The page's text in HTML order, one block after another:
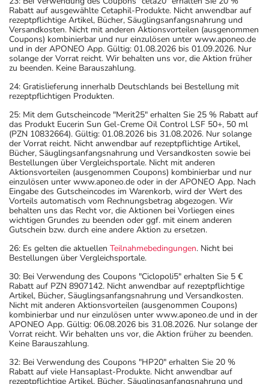
Rabatt auf ausgewählte Cetaphil-Produkte. Nicht anwendbar auf
rezeptpflichtige Artikel, Bücher, Säuglingsanfangsnahrung und
Versandkosten. Nicht mit anderen Aktionsvorteilen (ausgenommen
Coupons) kombinierbar und nur einzulösen unter www.aponeo.de
und in der APONEO App. Gültig: 01.08.2026 bis 01.09.2026. Nur
solange der Vorrat reicht. Wir behalten uns vor, die Aktion früher
zu beenden. Keine Barauszahlung.
24: Gratislieferung innerhalb Deutschlands bei Bestellung mit
rezeptpflichtigen Produkten.
25: Mit dem Gutscheincode "Merit25" erhalten Sie 25 % Rabatt auf
das Produkt Eucerin Sun Gel-Creme Oil Control LSF 50+, 50 ml
(PZN 10832664). Gültig: 01.08.2026 bis 31.08.2026. Nur solange
der Vorrat reicht. Nicht anwendbar auf rezeptpflichtige Artikel,
Bücher, Säuglingsanfangsnahrung und Versandkosten sowie bei
Bestellungen über Vergleichsportale. Nicht mit anderen
Aktionsvorteilen (ausgenommen Coupons) kombinierbar und nur
einzulösen unter www.aponeo.de oder in der APONEO App. Nach
Eingabe des Gutscheincodes im Warenkorb, wird der Wert des
Vorteils automatisch vom Rechnungsbetrag abgezogen. Wir
behalten uns das Recht vor, die Aktionen bei Vorliegen eines
wichtigen Grundes zu beenden oder ggf. mit einem anderen
Gutschein bzw. durch eine andere Aktion zu ersetzen.
26: Es gelten die aktuellen Teilnahmebedingungen. Nicht bei
Bestellungen über Vergleichsportale.
30: Bei Verwendung des Coupons "Ciclopoli5" erhalten Sie 5 €
Rabatt auf PZN 8907142. Nicht anwendbar auf rezeptpflichtige
Artikel, Bücher, Säuglingsanfangsnahrung und Versandkosten.
Nicht mit anderen Aktionsvorteilen (ausgenommen Coupons)
kombinierbar und nur einzulösen unter www.aponeo.de und in der
APONEO App. Gültig: 06.08.2026 bis 31.08.2026. Nur solange der
Vorrat reicht. Wir behalten uns vor, die Aktion früher zu beenden.
Keine Barauszahlung.
32: Bei Verwendung des Coupons "HP20" erhalten Sie 20 %
Rabatt auf viele Hansaplast-Produkte. Nicht anwendbar auf
rezeptpflichtige Artikel, Bücher, Säuglingsanfangsnahrung und